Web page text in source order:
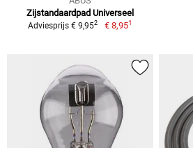
Zijstandaardpad Universeel
Adviesprijs € 9,952 € 8,951